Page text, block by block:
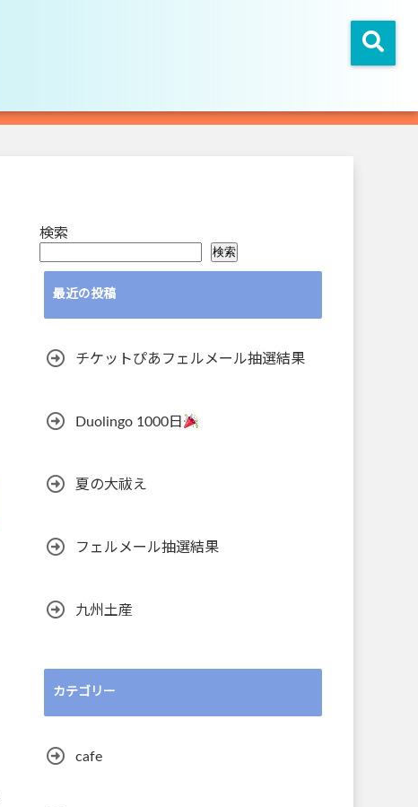
検索
検索
最近の投稿
チケットぴあフェルメール抽選結果
Duolingo 1000日
夏の大祓え
フェルメール抽選結果
九州土産
カテゴリー
cafe